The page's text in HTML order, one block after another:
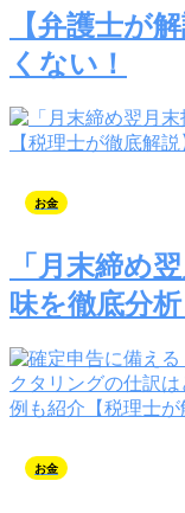
【弁護士が
くない！
お金
「月末締め
味を徹底分
お金